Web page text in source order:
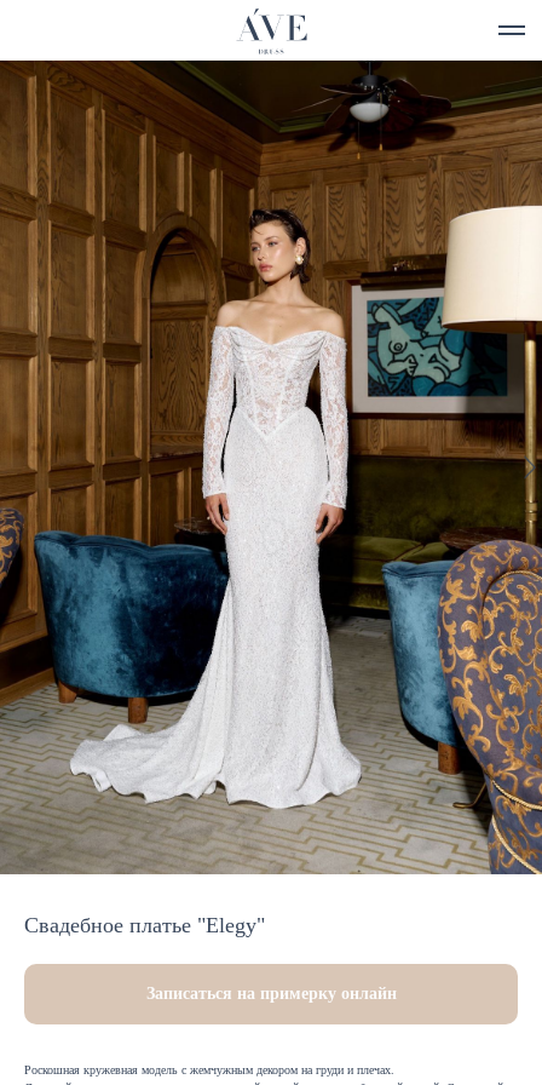
Свадебное платье "Elegy"
Записаться на примерку онлайн
Роскошная кружевная модель с жемчужным декором на груди и плечах.